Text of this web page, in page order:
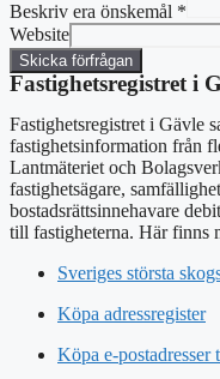
Beskriv era önskemål *
Website
Skicka förfrågan
Fastighetsregistret i
Fastighetsregistret i Gävle
fastighetsinformation från
Lantmäteriet och
fastighetsägare,
bostadsrättsinnehavare
till fastigheterna. Här finns
Sveriges största
Köpa adressregister
Köpa e-postadresser